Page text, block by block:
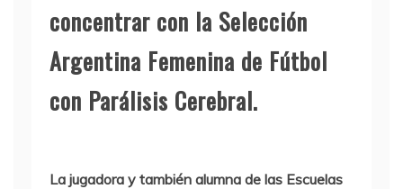
concentrar con la Selección
Argentina Femenina de Fútbol
con Parálisis Cerebral.
La jugadora y también alumna de las Escuelas